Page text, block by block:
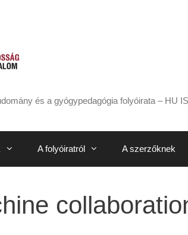
és a gyógypedagógia folyóirata – HU
A folyóiratról A szerzőknek